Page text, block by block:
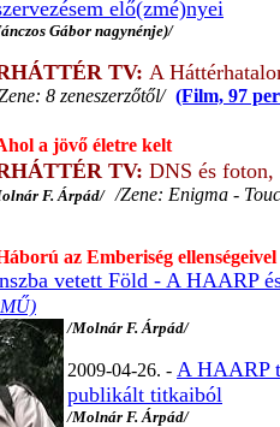
elő(zmé)nyei
Gábor nagynénje)/
TV: A
8 zeneszerzőtől/ (Film, 97
a jövő életre kelt
TV: DNS és foton,
F. Árpád//Zene: Enigma -
az Emberiség ellenségeivel
vetett Föld - A HAARP
/Molnár F. Árpád/
2009-04-26. - A HAARP
publikált titkaiból
/Molnár F. Árpád/